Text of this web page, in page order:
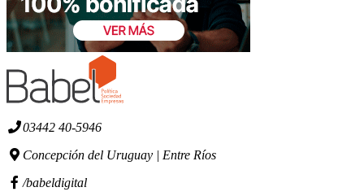
03442 40-5946
Concepción del Uruguay | Entre Ríos
/babeldigital